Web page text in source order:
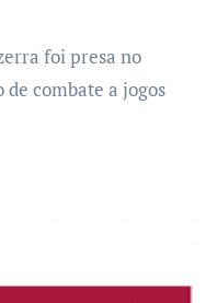
combate a jogos